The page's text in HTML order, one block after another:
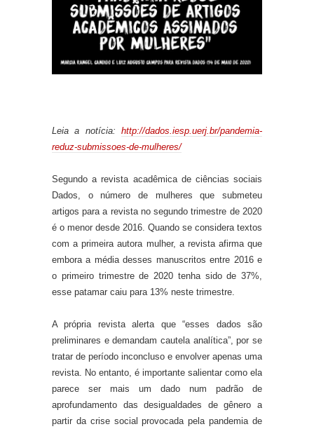
Leia a notícia: http://dados.iesp.uerj.br/pandemia-
reduz-submissoes-de-mulheres/
Segundo a revista acadêmica de ciências sociais
Dados, o número de mulheres que submeteu
artigos para a revista no segundo trimestre de 2020
é o menor desde 2016. Quando se considera textos
com a primeira autora mulher, a revista afirma que
embora a média desses manuscritos entre 2016 e
o primeiro trimestre de 2020 tenha sido de 37%,
esse patamar caiu para 13% neste trimestre.
A própria revista alerta que “esses dados são
preliminares e demandam cautela analítica”, por se
tratar de período inconcluso e envolver apenas uma
revista. No entanto, é importante salientar como ela
parece ser mais um dado num padrão de
aprofundamento das desigualdades de gênero a
partir da crise social provocada pela pandemia de